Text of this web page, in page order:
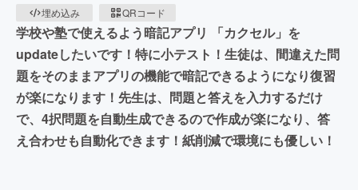
埋め込み
QRコード
学校や塾で使えるよう暗記アプリ 「カクセル」を
updateしたいです！特に小テスト！生徒は、間違えた問
題をそのままアプリの機能で暗記できるようになり復習
が楽になります！先生は、問題と答えを入力するだけ
で、4択問題を自動生成できるので作成が楽になり、答
え合わせも自動化できます！紙削減で環境にも優しい！